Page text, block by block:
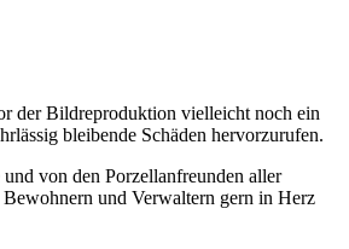
der Bildreproduktion vielleicht noch ein
bleibende Schäden hervorzurufen.
von den Porzellanfreunden aller
und Verwaltern gern in Herz